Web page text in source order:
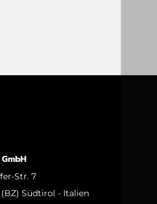
Str. 7
Südtirol - Italien